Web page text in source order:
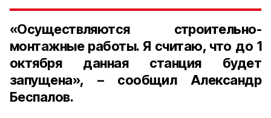
«Осуществляются строительно-
монтажные работы. Я считаю, что до 1
октября данная станция будет
запущена», – сообщил Александр
Беспалов.